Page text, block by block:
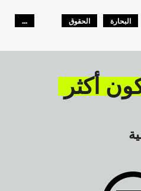
البحارة
الحقوق
...
أكثر